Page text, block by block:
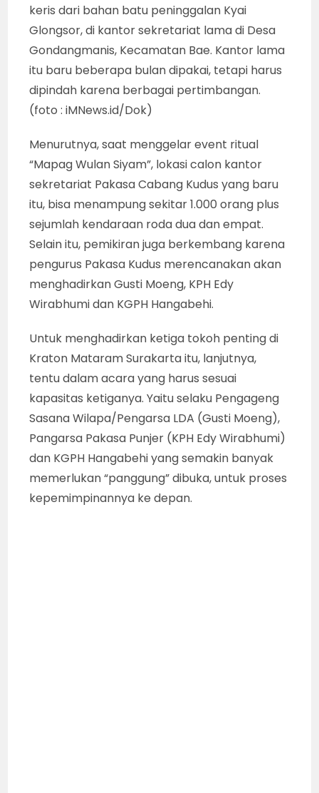
keris dari bahan batu peninggalan Kyai
Glongsor, di kantor sekretariat lama di Desa
Gondangmanis, Kecamatan Bae. Kantor lama
itu baru beberapa bulan dipakai, tetapi harus
dipindah karena berbagai pertimbangan.
(foto : iMNews.id/Dok)
Menurutnya, saat menggelar event ritual
“Mapag Wulan Siyam”, lokasi calon kantor
sekretariat Pakasa Cabang Kudus yang baru
itu, bisa menampung sekitar 1.000 orang plus
sejumlah kendaraan roda dua dan empat.
Selain itu, pemikiran juga berkembang karena
pengurus Pakasa Kudus merencanakan akan
menghadirkan Gusti Moeng, KPH Edy
Wirabhumi dan KGPH Hangabehi.
Untuk menghadirkan ketiga tokoh penting di
Kraton Mataram Surakarta itu, lanjutnya,
tentu dalam acara yang harus sesuai
kapasitas ketiganya. Yaitu selaku Pengageng
Sasana Wilapa/Pengarsa LDA (Gusti Moeng),
Pangarsa Pakasa Punjer (KPH Edy Wirabhumi)
dan KGPH Hangabehi yang semakin banyak
memerlukan “panggung” dibuka, untuk proses
kepemimpinannya ke depan.